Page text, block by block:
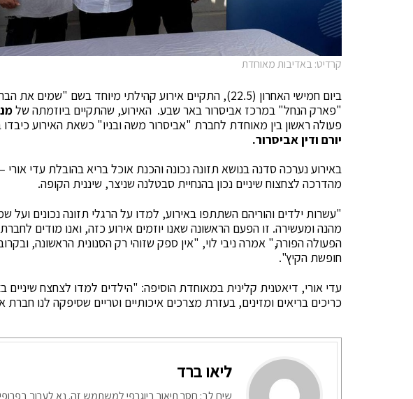
קרדיט: באדיבות מאוחדת
ביום חמישי האחרון (22.5), התקיים אירוע קהילתי מיוחד בשם
"פארק הנחל" במרכז אביסרור באר שבע. האירוע, שהתקיים ביוזמתה של
פעולה ראשון בין מאוחדת לחברת "אביסרור משה ובניו" כשאת האירוע
יורם ודין אביסרור.
באירוע נערכה סדנה בנושא תזונה נכונה והכנת אוכל בריא בהובלת עדי אורי
מהדרכה לצחצוח שיניים נכון בהנחיית סבטלנה שניצר, שיננית הקופה.
"עשרות ילדים והוריהם השתתפו באירוע, למדו על הרגלי תזונה נכונים ועל
מהנה ומעשירה. זו הפעם הראשונה שאנו יוזמים אירוע כזה, ואנו מודים
הפעולה הפורה," אמרה ניבי לוי, "אין ספק שזוהי רק הסנונית הראשונה,
חופשת הקיץ".
עדי אורי, דיאטנית קלינית במאוחדת הוסיפה: "הילדים למדו לצחצח שיניים
כריכים בריאים ומזינים, בעזרת מצרכים איכותיים וטריים שסיפקה לנו חברת
ליאו ברד
שים לב: חסר תיאור ביוגרפי למשתמש זה. נא לערוך